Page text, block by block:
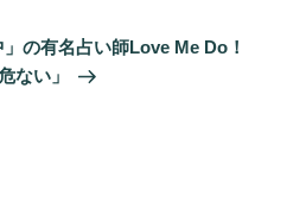
の有名占い師Love Me Do！
ない」